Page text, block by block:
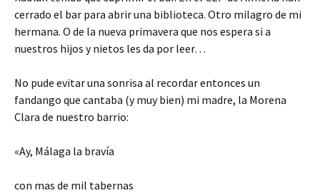
cerrado el bar para abrir una biblioteca. Otro milagro de mi
hermana. O de la nueva primavera que nos espera si a
nuestros hijos y nietos les da por leer…
No pude evitar una sonrisa al recordar entonces un
fandango que cantaba (y muy bien) mi madre, la Morena
Clara de nuestro barrio:
«Ay, Málaga la bravía
con mas de mil tabernas